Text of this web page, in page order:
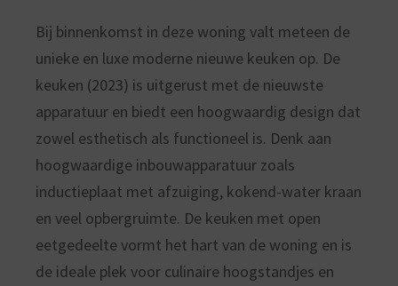
Bij binnenkomst in deze woning valt meteen de
unieke en luxe moderne nieuwe keuken op. De
keuken (2023) is uitgerust met de nieuwste
apparatuur en biedt een hoogwaardig design dat
zowel esthetisch als functioneel is. Denk aan
hoogwaardige inbouwapparatuur zoals
inductieplaat met afzuiging, kokend-water kraan
en veel opbergruimte. De keuken met open
eetgedeelte vormt het hart van de woning en is
de ideale plek voor culinaire hoogstandjes en